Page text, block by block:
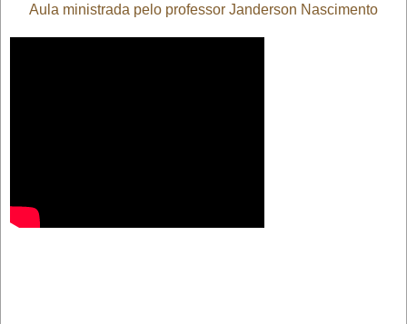
Aula ministrada pelo professor Janderson Nascimento